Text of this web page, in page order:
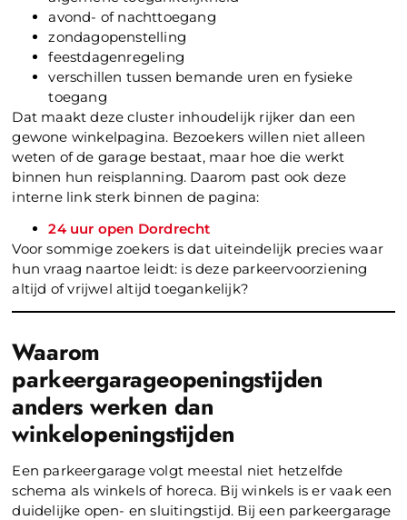
avond- of nachttoegang
zondagopenstelling
feestdagenregeling
verschillen tussen bemande uren en fysieke
toegang
Dat maakt deze cluster inhoudelijk rijker dan een
gewone winkelpagina. Bezoekers willen niet alleen
weten of de garage bestaat, maar hoe die werkt
binnen hun reisplanning. Daarom past ook deze
interne link sterk binnen de pagina:
24 uur open Dordrecht
Voor sommige zoekers is dat uiteindelijk precies waar
hun vraag naartoe leidt: is deze parkeervoorziening
altijd of vrijwel altijd toegankelijk?
Waarom
parkeergarageopeningstijden
anders werken dan
winkelopeningstijden
Een parkeergarage volgt meestal niet hetzelfde
schema als winkels of horeca. Bij winkels is er vaak een
duidelijke open- en sluitingstijd. Bij een parkeergarage